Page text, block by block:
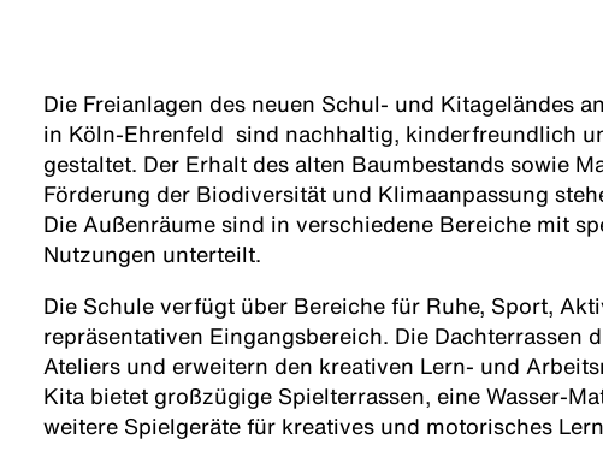
Die Freianlagen des neuen Schul- und Kitageländes
in Köln-Ehrenfeld sind nachhaltig, kinderfreundlich
gestaltet. Der Erhalt des alten Baumbestands sowie
Förderung der Biodiversität und Klimaanpassung
Die Außenräume sind in verschiedene Bereiche mit
Nutzungen unterteilt.
Die Schule verfügt über Bereiche für Ruhe, Sport,
repräsentativen Eingangsbereich. Die Dachterrassen
Ateliers und erweitern den kreativen Lern- und
Kita bietet großzügige Spielterrassen, eine Wasser-
weitere Spielgeräte für kreatives und motorisches